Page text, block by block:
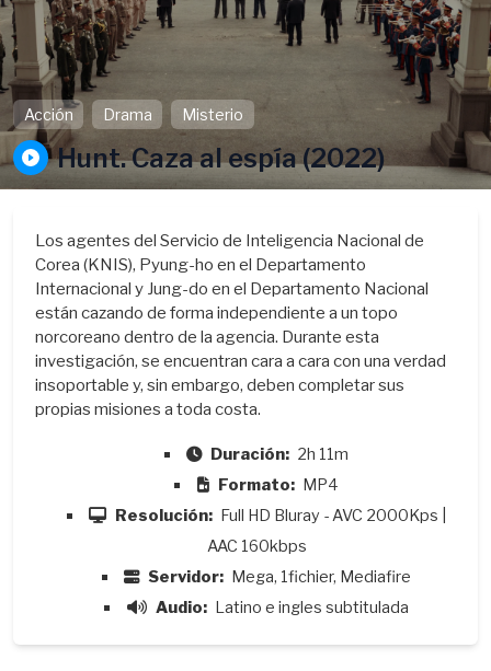
Acción Drama Misterio
Hunt. Caza al espía (2022)
Los agentes del Servicio de Inteligencia Nacional de
Corea (KNIS), Pyung-ho en el Departamento
Internacional y Jung-do en el Departamento Nacional
están cazando de forma independiente a un topo
norcoreano dentro de la agencia. Durante esta
investigación, se encuentran cara a cara con una verdad
insoportable y, sin embargo, deben completar sus
propias misiones a toda costa.
Duración: 2h 11m
Formato: MP4
Resolución: Full HD Bluray - AVC 2000Kps |
AAC 160kbps
Servidor: Mega, 1fichier, Mediafire
Audio: Latino e ingles subtitulada